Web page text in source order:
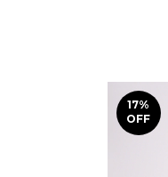
17%
OFF